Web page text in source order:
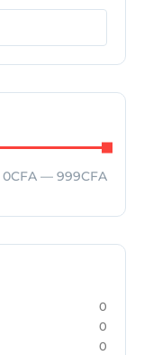
0CFA — 999CFA
0
0
0